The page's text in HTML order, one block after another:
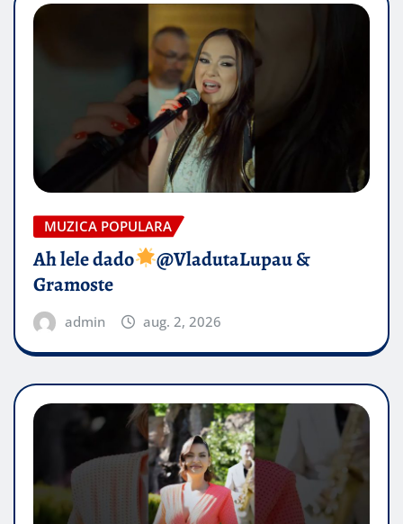
MUZICA POPULARA
Ah lele dado​
@VladutaLupau &
Gramoste
admin aug. 2, 2026